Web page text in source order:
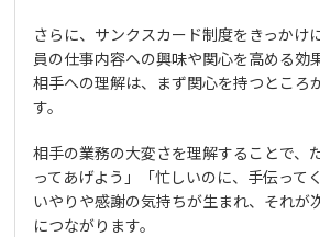
さらに、サンクスカード制度をきっかけ
員の仕事内容への興味や関心を高める効
相手への理解は、まず関心を持つところ
す。
相手の業務の大変さを理解することで、
ってあげよう」「忙しいのに、手伝って
いやりや感謝の気持ちが生まれ、それが
につながります。